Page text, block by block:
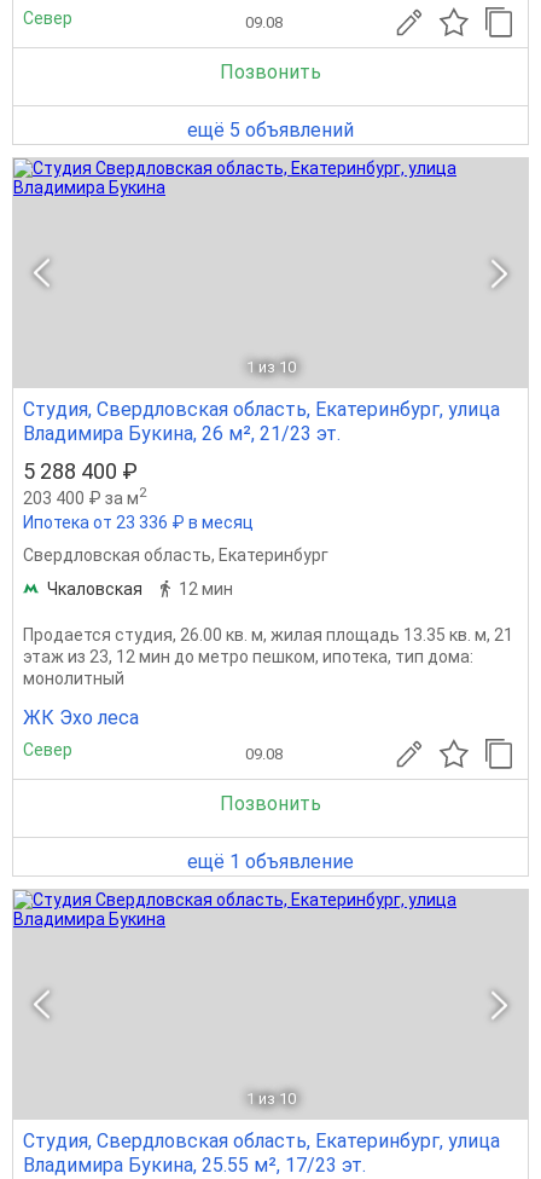
Север 09.08
Позвонить
ещё 5 объявлений
1 из 10
Студия, Свердловская область, Екатеринбург, улица
Владимира Букина, 26 м², 21/23 эт.
5 288 400 ₽
203 400 ₽ за м2
Ипотека от 23 336 ₽ в месяц
Свердловская область, Екатеринбург
Чкаловская
12 мин
Продается студия, 26.00 кв. м, жилая площадь 13.35 кв. м, 21
этаж из 23, 12 мин до метро пешком, ипотека, тип дома:
монолитный
ЖК Эхо леса
Север 09.08
Позвонить
ещё 1 объявление
1 из 10
Студия, Свердловская область, Екатеринбург, улица
Владимира Букина, 25.55 м², 17/23 эт.